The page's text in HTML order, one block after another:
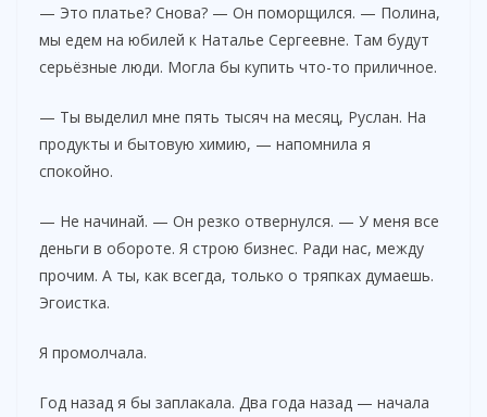
— Это платье? Снова? — Он поморщился. — Полина,
мы едем на юбилей к Наталье Сергеевне. Там будут
серьёзные люди. Могла бы купить что-то приличное.
— Ты выделил мне пять тысяч на месяц, Руслан. На
продукты и бытовую химию, — напомнила я
спокойно.
— Не начинай. — Он резко отвернулся. — У меня все
деньги в обороте. Я строю бизнес. Ради нас, между
прочим. А ты, как всегда, только о тряпках думаешь.
Эгоистка.
Я промолчала.
Год назад я бы заплакала. Два года назад — начала